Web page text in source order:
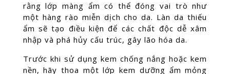
rằng lớp màng ẩm có thể đóng vai trò như
một hàng rào miễn dịch cho da. Làn da thiếu
ẩm sẽ tạo điều kiện để các chất độc dễ xâm
nhập và phá hủy cấu trúc, gây lão hóa da.
Trước khi sử dụng kem chống nắng hoặc kem
nền, hãy thoa một lớp kem dưỡng ẩm mỏng